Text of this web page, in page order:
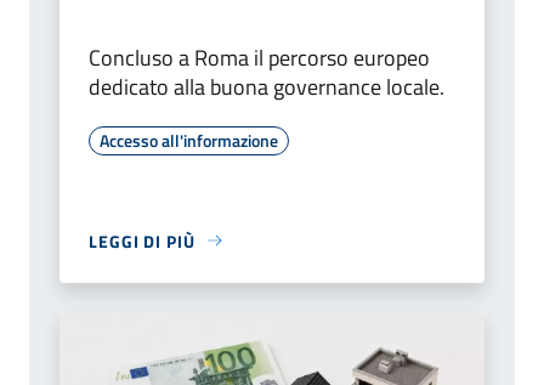
Concluso a Roma il percorso europeo
dedicato alla buona governance locale.
Accesso all'informazione
LEGGI DI PIÙ